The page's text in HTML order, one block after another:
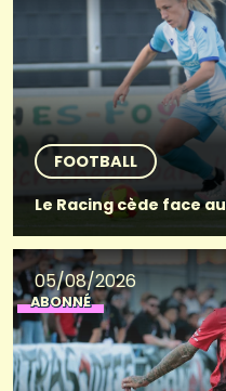
FOOTBALL
Le Racing cède face
05/08/2026
ABONNÉ